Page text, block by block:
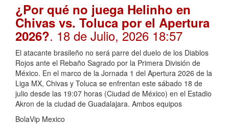
¿Por qué no juega Helinho en
Chivas vs. Toluca por el Apertura
2026?. 18 de Julio, 2026 18:57
El atacante brasileño no será parre del duelo de los Diablos
Rojos ante el Rebaño Sagrado por la Primera División de
México. En el marco de la Jornada 1 del Apertura 2026 de la
Liga MX, Chivas y Toluca se enfrentan este sábado 18 de
julio desde las 19:07 horas (Ciudad de México) en el Estadio
Akron de la ciudad de Guadalajara. Ambos equipos
BolaVip Mexico